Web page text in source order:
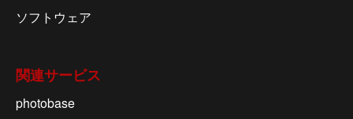
ソフトウェア
関連サービス
photobase